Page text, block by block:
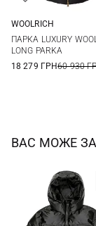
WOOLRICH
ПАРКА LUXURY
LONG PARKA
18 279 ГРН60 930
ВАС МОЖЕ